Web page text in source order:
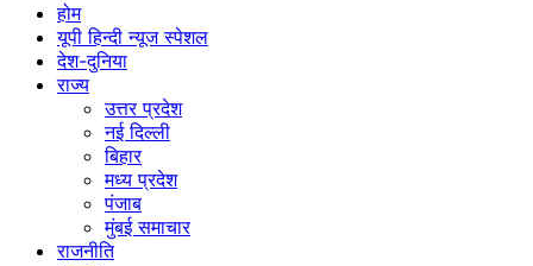
होम
यूपी हिन्दी न्यूज स्पेशल
देश-दुनिया
राज्य
उत्तर प्रदेश
नई दिल्ली
बिहार
मध्य प्रदेश
पंजाब
मुंबई समाचार
राजनीति